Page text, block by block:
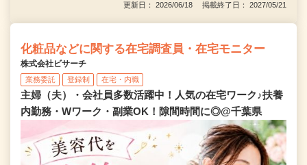
更新日： 2026/06/18 掲載終了日： 2027/05/21
化粧品などに関する在宅調査員・在宅モニター
株式会社ビサーチ
業務委託 登録制 在宅・内職
主婦（夫）・会社員多数活躍中！人気の在宅ワーク♪扶養
内勤務・Wワーク・副業OK！隙間時間に◎@千葉県